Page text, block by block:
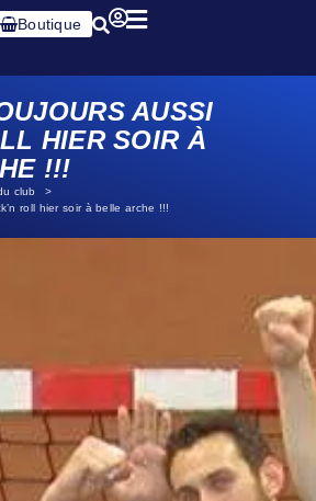
Boutique
AUSSI
HIER SOIR À
!!!
club
roll hier soir à belle arche !!!